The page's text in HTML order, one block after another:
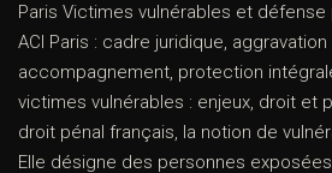
Paris Victimes vulnérables et
ACI Paris : cadre juridique,
accompagnement, protection
victimes vulnérables : enjeux, droit et
droit pénal français, la notion de
Elle désigne des personnes exposées